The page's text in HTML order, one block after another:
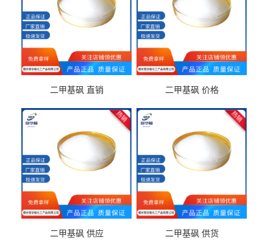
二甲基砜 直销 二甲基砜 价格
二甲基砜 供应 二甲基砜 供货